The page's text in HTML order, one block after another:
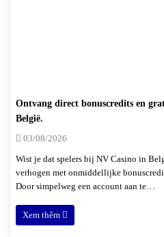
Ontvang direct bonuscredits en
België.
03/08/2026
Wist je dat spelers bij NV Casino in
verhogen met onmiddellijke
Door simpelweg een account aan te…
Xem thêm